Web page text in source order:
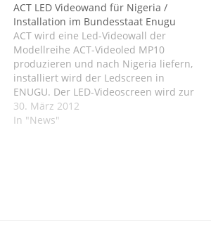
ACT LED Videowand für Nigeria /
Installation im Bundesstaat Enugu
ACT wird eine Led-Videowall der
Modellreihe ACT-Videoled MP10
produzieren und nach Nigeria liefern,
installiert wird der Ledscreen in
ENUGU. Der LED-Videoscreen wird zur
werblichen Vermarktung genutzt. ...
30. März 2012
In "News"